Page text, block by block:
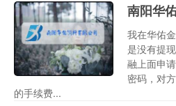
南阳华
我在华佑
是没有提
融上面申
密码，对
的手续费...